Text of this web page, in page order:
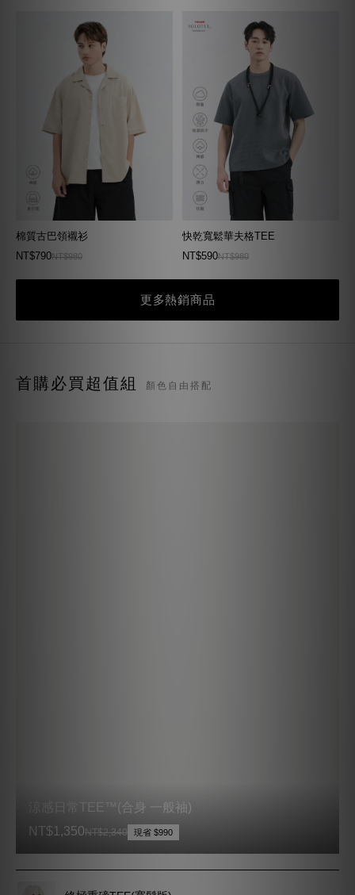
棉質古巴領襯衫
NT$790NT$980
快乾寬鬆華夫格TEE
NT$590NT$980
更多熱銷商品
首購必買超值組 顏色自由搭配
終極重磅TEE(寬鬆版)
NT$2,199NT$2,850 現省 $651
超級重磅口袋TEE(微寬版)